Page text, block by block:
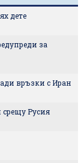
дете
за
връзки с Иран
Русия